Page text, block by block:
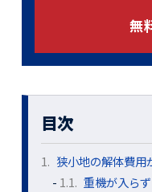
無
目次
1. 狭小地の解体費用
1.1. 重機が入ら